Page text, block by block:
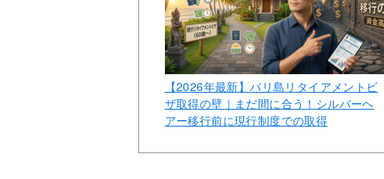
【2026年最新】バリ島リタイアメントビ
ザ取得の壁｜まだ間に合う！シルバーヘ
アー移行前に現行制度での取得